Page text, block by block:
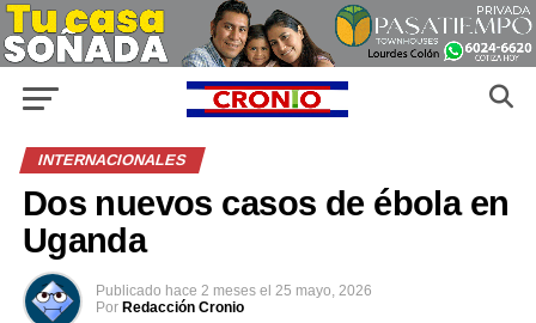
INTERNACIONALES
Dos nuevos casos de ébola en
Uganda
Publicado hace 2 meses el 25 mayo, 2026
Por Redacción Cronio